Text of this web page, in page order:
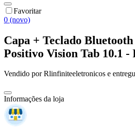
Favoritar
0 (novo)
Capa + Teclado
Positivo Vision Tab 10.1 -
Vendido porRlinfiniteeletronicos e
Informações da loja